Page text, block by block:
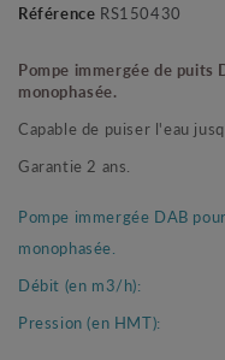
Référence RS150430
Pompe immergée de
monophasée.
Capable de puiser l'eau
Garantie 2 ans.
Pompe immergée DAB
monophasée.
Débit (en m3/h):
Pression (en HMT):